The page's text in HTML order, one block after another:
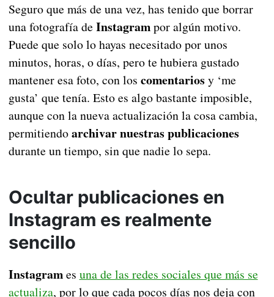
Seguro que más de una vez, has tenido que borrar
una fotografía de Instagrampor algún motivo.
Puede que solo lo hayas necesitado por unos
minutos, horas, o días, pero te hubiera gustado
mantener esa foto, con los comentarios y ‘me
gusta’ que tenía. Esto es algo bastante imposible,
aunque con la nueva actualización la cosa cambia,
permitiendoarchivar nuestras publicaciones
durante un tiempo, sin que nadie lo sepa.
Ocultar publicaciones en
Instagram es realmente
sencillo
Instagrames una de las redes sociales que más se
actualiza, por lo que cada pocos días nos deja con